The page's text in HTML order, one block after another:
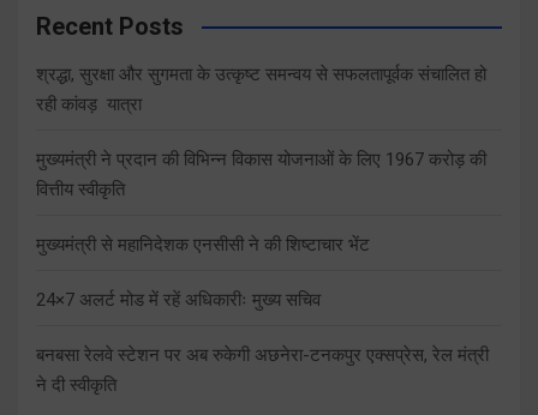
Recent Posts
श्रद्धा, सुरक्षा और सुगमता के उत्कृष्ट समन्वय से सफलतापूर्वक संचालित हो
रही कांवड़ यात्रा
मुख्यमंत्री ने प्रदान की विभिन्न विकास योजनाओं के लिए 1967 करोड़ की
वित्तीय स्वीकृति
मुख्यमंत्री से महानिदेशक एनसीसी ने की शिष्टाचार भेंट
24×7 अलर्ट मोड में रहें अधिकारीः मुख्य सचिव
बनबसा रेलवे स्टेशन पर अब रुकेगी अछनेरा-टनकपुर एक्सप्रेस, रेल मंत्री
ने दी स्वीकृति